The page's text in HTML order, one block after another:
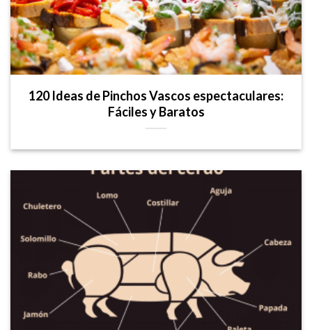
120 Ideas de Pinchos Vascos espectaculares:
Fáciles y Baratos